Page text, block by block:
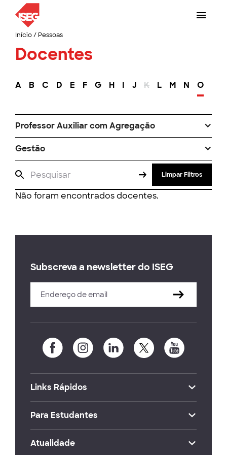
Início/ Pessoas
Docentes
A B C D E F G H I J K L M N O
Professor Auxiliar com Agregação
Gestão
Limpar Filtros
Não foram encontrados docentes.
Subscreva a newsletter do ISEG
Links Rápidos
Para Estudantes
Atualidade